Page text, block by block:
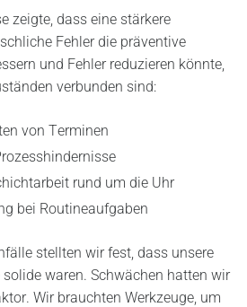
zeigte, dass eine stärkere
Fehler die präventive
und Fehler reduzieren könnte,
verbunden sind:
von Terminen
rund um die Uhr
bei Routineaufgaben
stellten wir fest, dass unsere
waren. Schwächen hatten wir
Wir brauchten Werkzeuge, um